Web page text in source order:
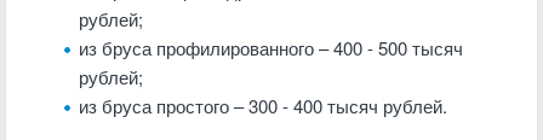
рублей;
из бруса профилированного – 400 - 500 тысяч
рублей;
из бруса простого – 300 - 400 тысяч рублей.